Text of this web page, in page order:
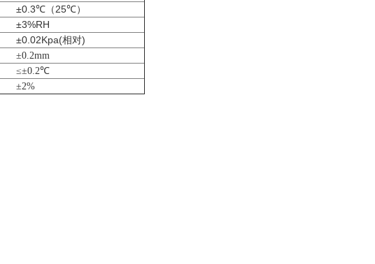
±0.3℃（25℃）
±3%RH
±0.02Kpa(相对)
±0.2mm
≤±0.2℃
±2%